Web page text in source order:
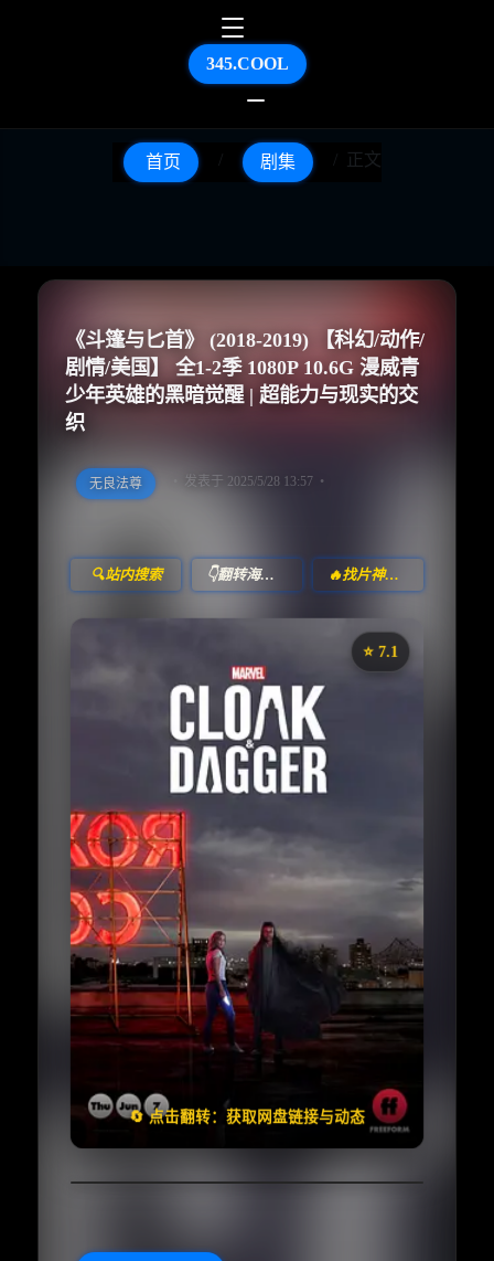
345.COOL
首页 剧集 正文
《斗篷与匕首》 (2018-2019) 【科幻/动作/
剧情/美国】 全1-2季 1080P 10.6G 漫威青
少年英雄的黑暗觉醒 | 超能力与现实的交
织
无良法尊 发表于 2025/5/28 13:57
🔍站内搜索 👇翻转海报！ 🔥找片神器🔥
⭐️ 7.1
🔄 点击翻转：获取网盘链接与动态
《斗篷与匕首》
⭐️ 评分：7.1 | 🎬 2018年
✅ 已完结
夸克网盘
天天领红包